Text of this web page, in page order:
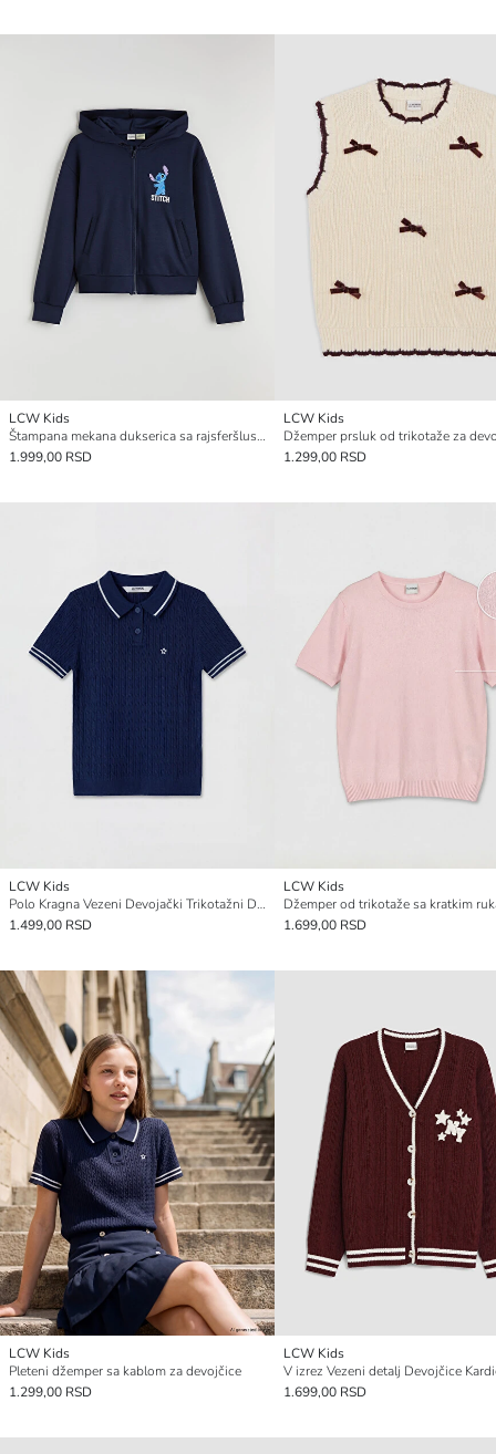
LCW Kids
Štampana mekana dukserica sa rajsferšlusom za devojčice
1.999,00 RSD
LCW Kids
1.299,00 RSD
LCW Kids
Polo Kragna Vezeni Devojački Trikotažni Džemper
1.499,00 RSD
LCW Kids
1.699,00 RSD
LCW Kids
Pleteni džemper sa kablom za devojčice
1.299,00 RSD
LCW Kids
1.699,00 RSD